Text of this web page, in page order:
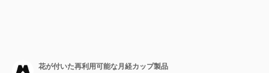
花が付いた再利用可能な月経カップ製品